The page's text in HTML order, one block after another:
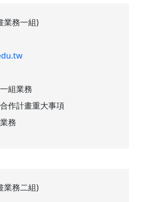
業務一組)
組業務
作計畫重大事項
務
業務二組)